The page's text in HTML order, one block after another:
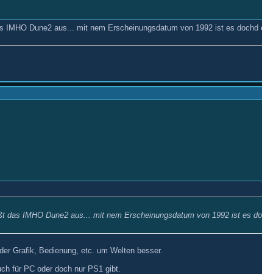
Dune2 aus... mit nem Erscheinungsdatum von 1992 ist es
das IMHO Dune2 aus... mit nem Erscheinungsdatum von 1992 ist es
Grafik, Bedienung, etc. um Welten besser.
für PC oder doch nur PS1 gibt.